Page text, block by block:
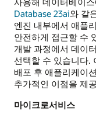
Database 23ai와 같
엔진 내부에서 애플
안전하게 접근할 수
개발 과정에서 데이
선택할 수 있습니다.
배포 후 애플리케이
추가적인 이점을 제
마이크로서비스